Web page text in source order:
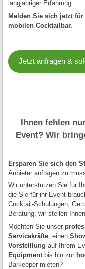
langjähriger Erfahrung.
Melden Sie sich jetzt
mobilen Cocktailbar.
Jetzt anfragen &
Ihnen fehlen
Event? Wir
Ersparen Sie sich den
Anbieter anfragen zu
Wir unterstützen Sie für
die Sie für ihr Event
Cocktail-Schulungen,
Beratung, wir stellen
Möchten Sie unser
Servicekräfte, einen
Vorstelllung auf Ihrem
Equipmentbis hin zur
Barkeeper mieten?